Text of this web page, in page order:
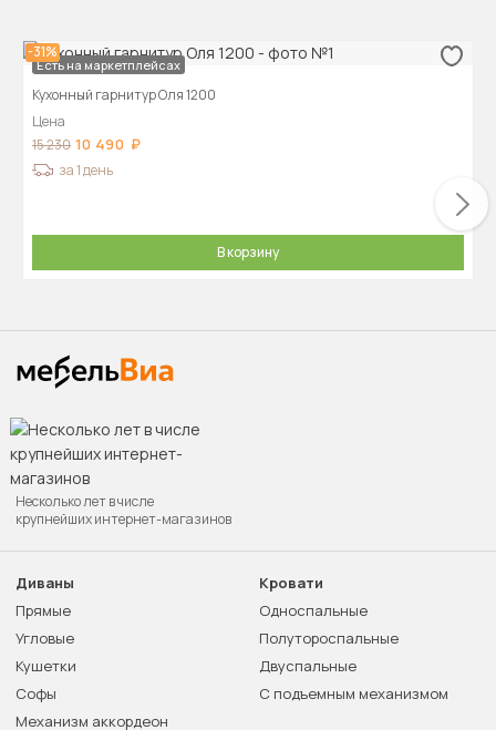
-31%
Есть на маркетплейсах
Кухонный гарнитур Оля 1200
Цена
15 230 10 490
за 1 день
В корзину
Несколько лет в числе
крупнейших интернет-магазинов
Диваны
Прямые
Угловые
Кушетки
Софы
Механизм аккордеон
Кровати
Односпальные
Полутороспальные
Двуспальные
С подъемным механизмом